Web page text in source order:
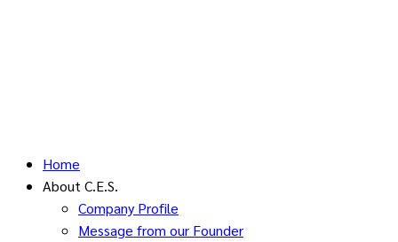
Home
About C.E.S.
Company Profile
Message from our Founder